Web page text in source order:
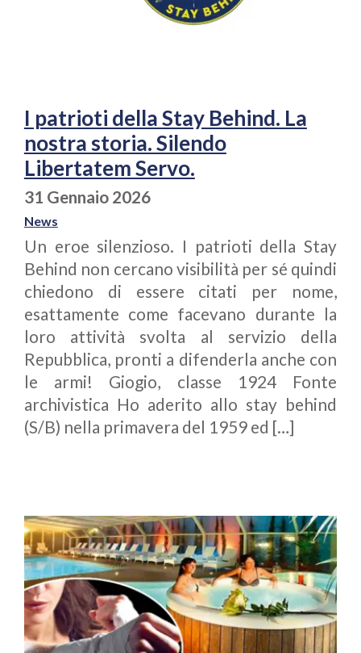
I patrioti della Stay Behind. La
nostra storia. Silendo
Libertatem Servo.
31 Gennaio 2026
News
Un eroe silenzioso. I patrioti della Stay
Behind non cercano visibilità per sé quindi
chiedono di essere citati per nome,
esattamente come facevano durante la
loro attività svolta al servizio della
Repubblica, pronti a difenderla anche con
le armi! Giogio, classe 1924 Fonte
archivistica Ho aderito allo stay behind
(S/B) nella primavera del 1959 ed […]